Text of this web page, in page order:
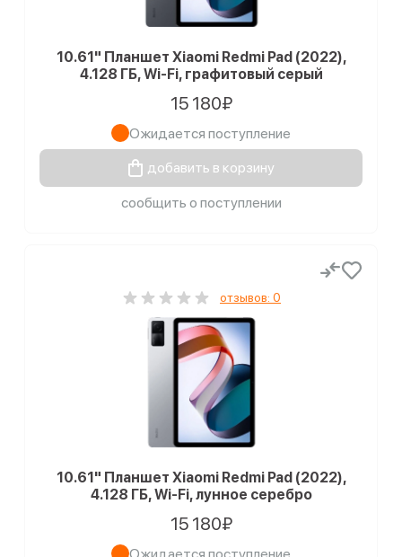
10.61" Планшет Xiaomi Redmi Pad (2022),
4.128 ГБ, Wi-Fi, графитовый серый
15 180₽
Ожидается поступление
добавить в корзину
сообщить о поступлении
отзывов: 0
10.61" Планшет Xiaomi Redmi Pad (2022),
4.128 ГБ, Wi-Fi, лунное серебро
15 180₽
Ожидается поступление